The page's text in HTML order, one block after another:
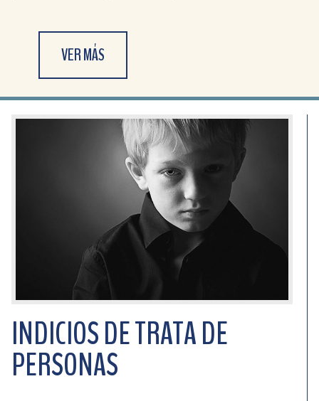
VER MÁS
INDICIOS DE TRATA DE
PERSONAS